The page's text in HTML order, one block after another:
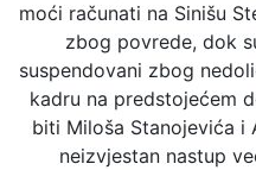
moći računati na Sinišu
zbog povrede, dok
suspendovani zbog
kadru na predstojećem
biti Miloša Stanojevića i
neizvjestan nastup